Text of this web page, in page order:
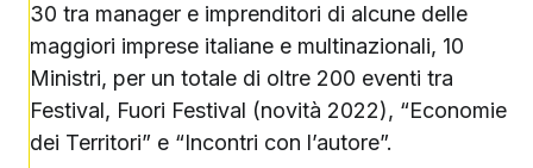
30 tra manager e imprenditori di alcune delle
maggiori imprese italiane e multinazionali, 10
Ministri, per un totale di oltre 200 eventi tra
Festival, Fuori Festival (novità 2022), “Economie
dei Territori” e “Incontri con l’autore”.